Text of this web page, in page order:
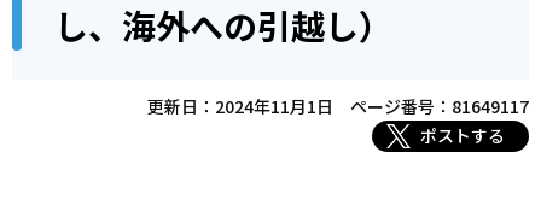
す
ら
し、海外への引越し）
更新日：2024年11月1日
ページ番号：81649117
ポストする